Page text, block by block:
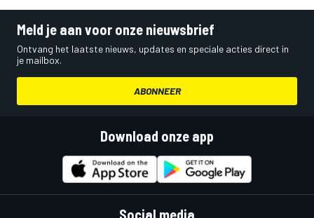
Meld je aan voor onze nieuwsbrief
Ontvang het laatste nieuws, updates en speciale acties direct in
je mailbox.
ABONNEER
Download onze app